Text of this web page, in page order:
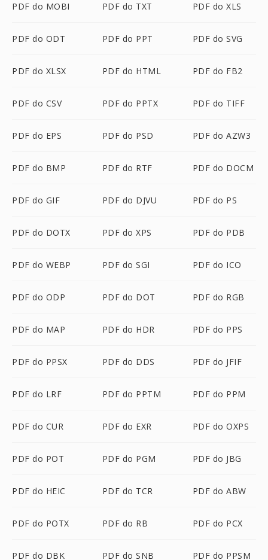
PDF do MOBI PDF do TXT PDF do XLS
PDF do ODT PDF do PPT PDF do SVG
PDF do XLSX PDF do HTML PDF do FB2
PDF do CSV PDF do PPTX PDF do TIFF
PDF do EPS PDF do PSD PDF do AZW3
PDF do BMP PDF do RTF PDF do DOCM
PDF do GIF PDF do DJVU PDF do PS
PDF do DOTX PDF do XPS PDF do PDB
PDF do WEBP PDF do SGI PDF do ICO
PDF do ODP PDF do DOT PDF do RGB
PDF do MAP PDF do HDR PDF do PPS
PDF do PPSX PDF do DDS PDF do JFIF
PDF do LRF PDF do PPTM PDF do PPM
PDF do CUR PDF do EXR PDF do OXPS
PDF do POT PDF do PGM PDF do JBG
PDF do HEIC PDF do TCR PDF do ABW
PDF do POTX PDF do RB PDF do PCX
PDF do DBK PDF do SNB PDF do PPSM